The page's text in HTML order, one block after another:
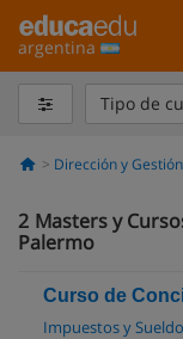
argentina
Tipo de
Dirección y
2 Masters y
Palermo
Curso de
Impuestos y